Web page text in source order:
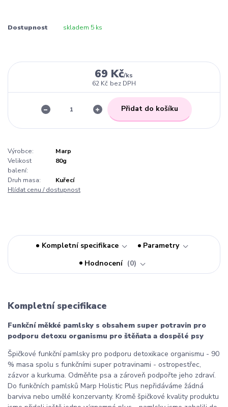
Dostupnost skladem 5 ks
69 Kč/ks
62 Kč bez DPH
Přidat do košíku
Výrobce:
Marp
Velikost
balení:
80g
Druh masa:
Kuřecí
Hlídat cenu / dostupnost
Kompletní specifikace
Parametry
Hodnocení
0
Kompletní specifikace
Funkční měkké pamlsky s obsahem super potravin pro
podporu detoxu organismu pro štěňata a dospělé psy
Špičkové funkční pamlsky pro podporu detoxikace organismu - 90
% masa spolu s funkčními super potravinami - ostropestřec,
zázvor a kurkuma. Odměňte psa a zároveň podpořte jeho zdraví.
Do funkčních pamlsků Marp Holistic Plus nepřidáváme žádná
barviva nebo umělé konzervanty. Kromě špičkové kvality produktu